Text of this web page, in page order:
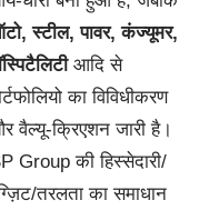
स्टील, पावर, कंज्यूमर,
आदि से
का विविधीकरण
वैल्यू-क्रिएशन जारी है।
Group की हिस्सेदारी/
तरलता का समाधान